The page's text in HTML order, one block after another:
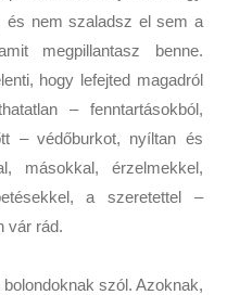
és nem szaladsz el sem a
megpillantasz benne.
hogy lefejted magadról
– fenntartásokból,
– védőburkot, nyíltan és
másokkal, érzelmekkel,
a szeretettel –
vár rád.
szól. Azoknak,